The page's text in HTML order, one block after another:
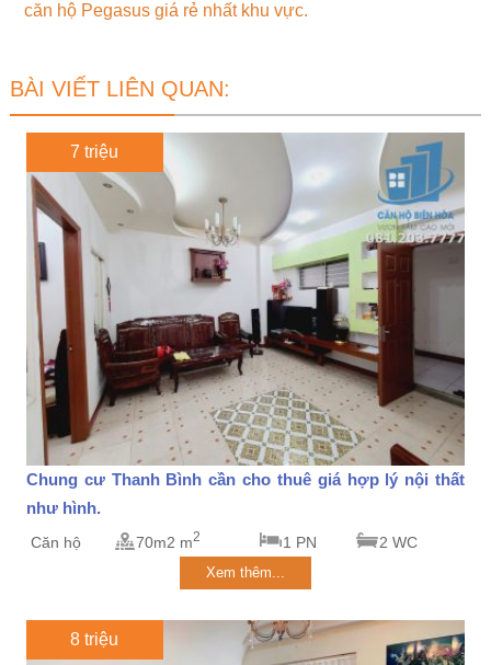
căn hộ Pegasus giá rẻ nhất khu vực.
BÀI VIẾT LIÊN QUAN:
7 triệu
Chung cư Thanh Bình cần cho thuê giá hợp lý nội thất
như hình.
Căn hộ 70m2 m2 1 PN 2 WC
Xem thêm...
8 triệu